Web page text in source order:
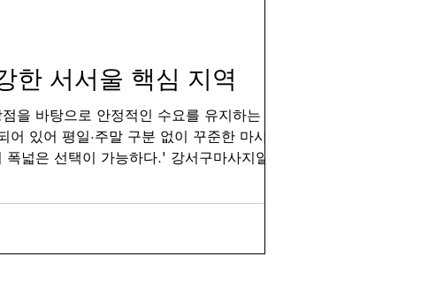
한 서서울 핵심 지역
을 바탕으로 안정적인 수요를 유지하는 알바
있어 평일·주말 구분 없이 꾸준한 마사지 수
넓은 선택이 가능하다.' 강서구마사지알바 찾
연구단지가 밀집해 있어 평일 저녁 수요가 강